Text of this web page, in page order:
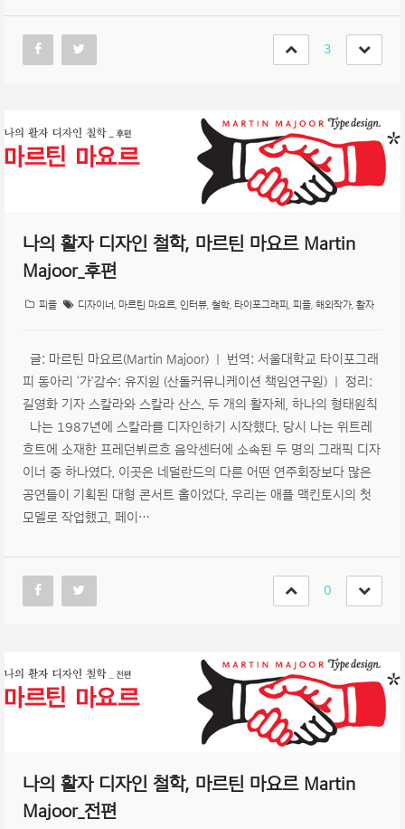
3
나의 활자 디자인 철학, 마르틴 마요르 Martin
Majoor_후편
피플 디자이너 마르틴 마요르 인터뷰 철학 타이포그래피 피플 해외작가 활자
글: 마르틴 마요르(Martin Majoor) | 번역: 서울대학교 타이포그래
피 동아리 ‘가’감수: 유지원 (산돌커뮤니케이션 책임연구원) | 정리:
길영화 기자 스칼라와 스칼라 산스. 두 개의 활자체, 하나의 형태원칙
나는 1987년에 스칼라를 디자인하기 시작했다. 당시 나는 위트레
흐트에 소재한 프레던뷔르흐 음악센터에 소속된 두 명의 그래픽 디자
이너 중 하나였다. 이곳은 네덜란드의 다른 어떤 연주회장보다 많은
공연들이 기획된 대형 콘서트 홀이었다. 우리는 애플 맥킨토시의 첫
모델로 작업했고, 페이…
0
나의 활자 디자인 철학, 마르틴 마요르 Martin
Majoor_전편